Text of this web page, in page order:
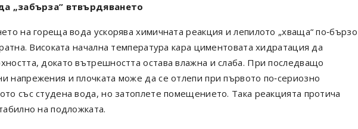
„забърза” втвърдяването
на гореща вода ускорява химичната реакция и лепилото „хваща“ по‑бързо
Високата начална температура кара циментовата хидратация да
докато вътрешността остава влажна и слаба. При последващо
напрежения и плочката може да се отлепи при първото по‑сериозно
със студена вода, но затоплете помещението. Така реакцията протича
на подложката.